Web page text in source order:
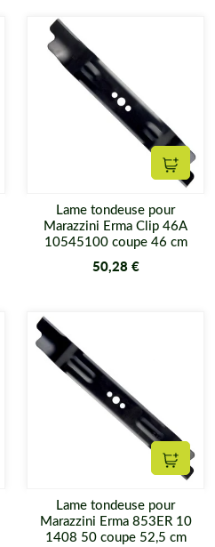
au panier
Lame tondeuse pour
Marazzini Erma Clip 46A
10545100 coupe 46 cm
50,28 €
au panier
Lame tondeuse pour
Marazzini Erma 853ER 10
1408 50 coupe 52,5 cm